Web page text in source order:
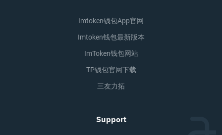
Imtoken钱包app官网
Imtoken钱包最新版本
ImToken钱包网站
TP钱包官网下载
三友力拓
Support